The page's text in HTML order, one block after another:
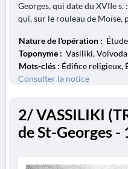
Georges, qui date du XVIIe
qui, sur le rouleau de Moïse,
Nature de l'opération : Étude
Toponyme : Vasiliki,
Mots-clés : Édifice religieux,
Consulter la notice
2/ VASSILIKI
de St-Georges -